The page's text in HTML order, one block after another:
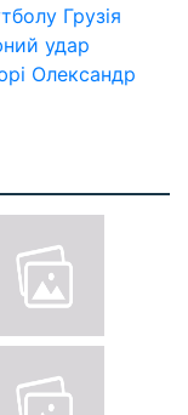
Грузія
удар
Олександр